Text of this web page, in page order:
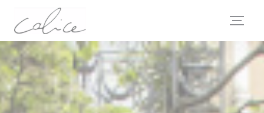
クッキー利用の管理について